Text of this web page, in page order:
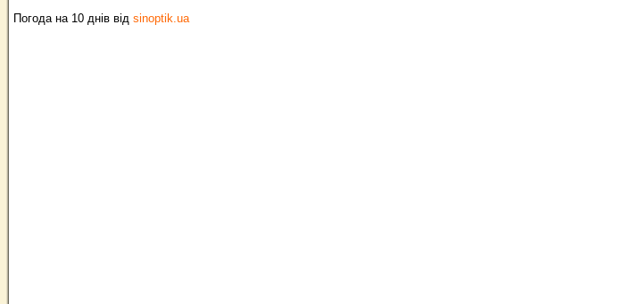
Погода на 10 днів від sinoptik.ua